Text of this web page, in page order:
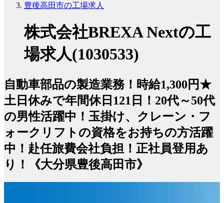
豊後高田市の工場求人
株式会社BREXA Nextの工
場求人(1030533)
自動車部品の製造業務！時給1,300円★
土日休みで年間休日121日！20代～50代
の男性活躍中！玉掛け、クレーン・フ
ォークリフトの資格をお持ちの方活躍
中！赴任旅費会社負担！正社員登用あ
り！《大分県豊後高田市》